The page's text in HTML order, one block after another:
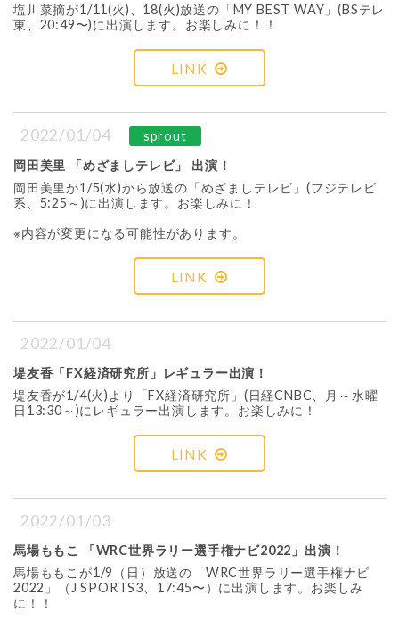
塩川菜摘が1/11(火)、18(火)放送の「MY BEST WAY」(BSテレ
東、20:49〜)に出演します。お楽しみに！！
LINK
2022/01/04
sprout
岡田美里 「めざましテレビ」 出演！
岡田美里が1/5(水)から放送の「めざましテレビ」(フジテレビ
系、5:25～)に出演します。お楽しみに！
※内容が変更になる可能性があります。
LINK
2022/01/04
堤友香「FX経済研究所」レギュラー出演！
堤友香が1/4(火)より「FX経済研究所」(日経CNBC、月～水曜
日13:30～)にレギュラー出演します。お楽しみに！
LINK
2022/01/03
馬場ももこ 「WRC世界ラリー選手権ナビ2022」出演！
馬場ももこが1/9（日）放送の「WRC世界ラリー選手権ナビ
2022」（J SPORTS3、17:45〜）に出演します。お楽しみ
に！！